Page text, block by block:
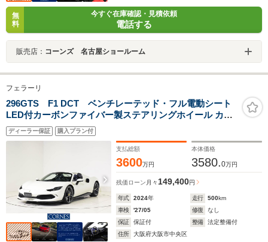
無
料
今すぐ在庫確認・見積依頼
電話する
販売店： コーンズ 名古屋ショールーム
フェラーリ
296GTS F1 DCT ベンチレーテッド・フル電動シート
LED付カーボンファイバー製ステアリングホイール カー
ボンファイバー製ダッシュボード 20inch ダイヤモンドカ
ット・鍛造ホイール
ディーラー保証 購入プラン付
支払総額
3600万円
本体価格
3580.0万円
残価ローン 月々 149,400円
年式 2024年 走行 500km
車検
'27/05 修復
なし
保証
保証付 整備
法定整備付
住所
大阪府大阪市中央区